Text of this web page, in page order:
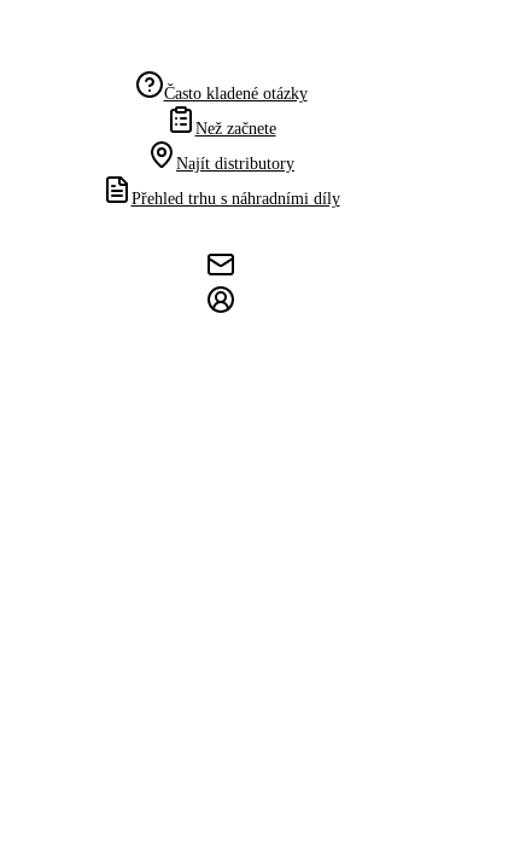
Často kladené otázky
Než začnete
Najít distributory
Přehled trhu s náhradními díly